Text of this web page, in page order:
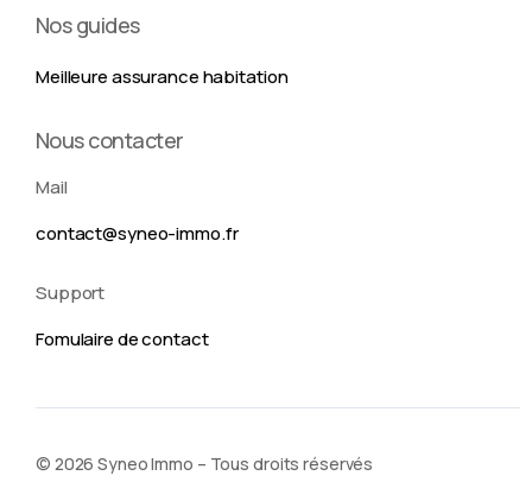
Nos guides
Meilleure assurance habitation
Nous contacter
Mail
contact@syneo-immo.fr
Support
Fomulaire de contact
© 2026 Syneo Immo – Tous droits réservés